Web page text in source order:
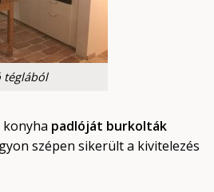
téglából
konyha padlóját burkolták
szépen sikerült a kivitelezés